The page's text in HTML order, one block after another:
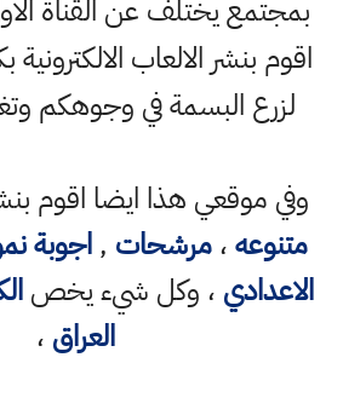
بمجتمع يختلف عن القناة
اقوم بنشر الالعاب
لزرع البسمة في وجوهكم
وفي موقعي هذا ايضا اقوم
متنوعه،مرشحات ,اجوبة
الاعدادي ، وكل شيء يخص
العراق ،